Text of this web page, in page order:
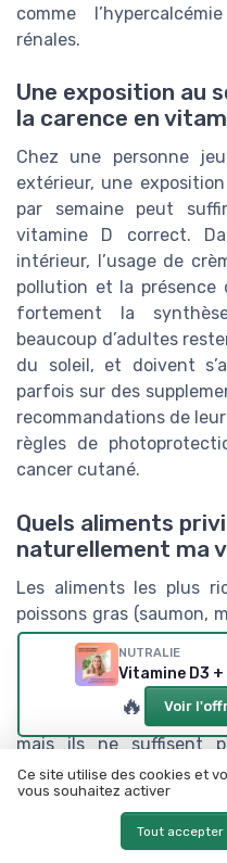
comme
rénales.
Une exposition au
la carence en
Chez une personne
extérieur, une
par semaine peut
vitamine D correct.
intérieur, l’usage de
pollution et la présence
fortement la
beaucoup d’adultes
du soleil, et doivent
parfois sur des
recommandations de
règles de
cancer cutané.
Quels aliments
naturellement ma
Les aliments les plus
poissons gras (saumon,
morue, certains produits
les œufs et quelques
aliments enrichis en
osseuse en apportant
mais ils ne suffisent
carence sévère. Ils
une alimentation
exposition raisonnable
supplémentation
NUTRALIE
Vitamine D3
🔥 Voir
Ce site utilise des cookies et
vous souhaitez activer
Tout accepter